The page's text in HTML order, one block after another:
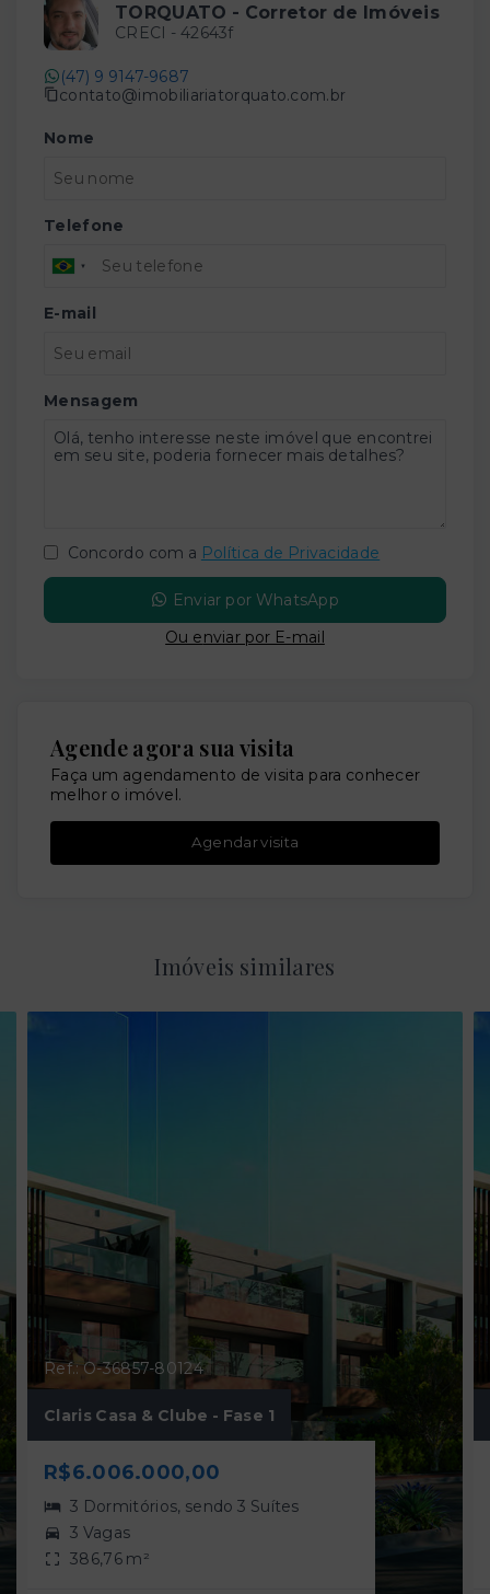
TORQUATO - Corretor de Imóveis
CRECI - 42643f
(47) 9 9147-9687
contato@imobiliariatorquato.com.br
Nome
Telefone
E-mail
Mensagem
Concordo com a Política de Privacidade
Enviar por WhatsApp
Ou enviar por E-mail
Agende agora sua visita
Faça um agendamento de visita para conhecer
melhor o imóvel.
Agendar visita
Imóveis similares
Ref.: O-36857-80124
Claris Casa & Clube - Fase 1
R$6.006.000,00
3 Dormitórios, sendo 3 Suítes
3 Vagas
386,76 m²